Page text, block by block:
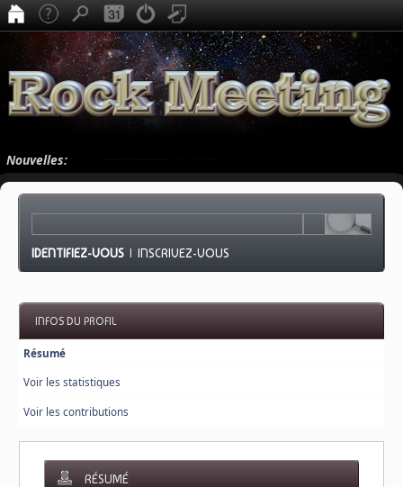
Nouvelles:
IDENTIFIEZ-VOUS |INSCRIVEZ-VOUS
INFOS DU PROFIL
Résumé
Voir les statistiques
Voir les contributions
RÉSUMÉ